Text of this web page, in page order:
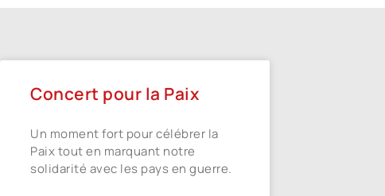
Concert pour la Paix
Un moment fort pour célébrer la
Paix tout en marquant notre
solidarité avec les pays en guerre.